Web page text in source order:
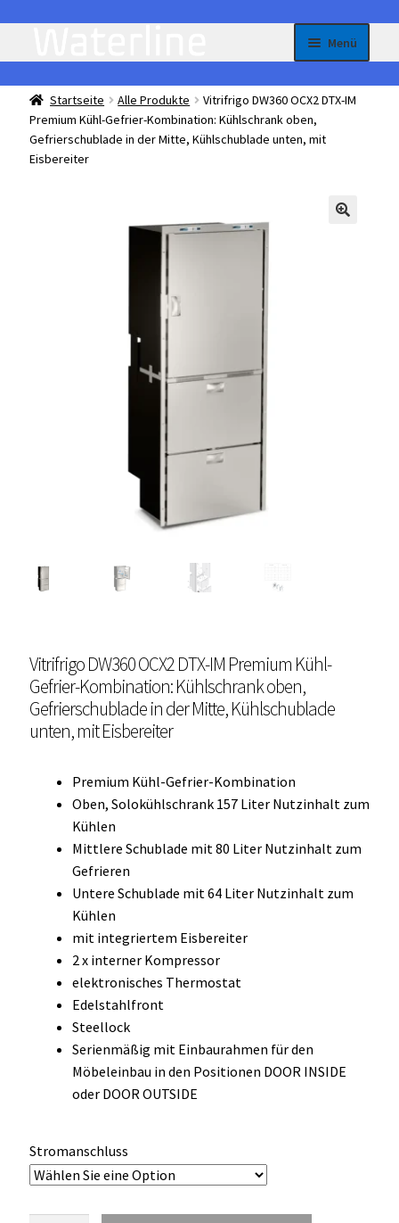
Menü
Homepage
All-in-One – je nach Bedarf flexibel einstellbare Kühl
oder Gefriergeräte
öffnen
Einbau Kühlmöbel, externer Kompressor, Front:
Einbau Kühlmöbel, interner Kompressor, Front:
schwarz, lichtgrau
Einbau Kühlmöbel, externer Kompressor, Front:
Kühl- Gefrierkombinationen
weiße Kühl- Gefrierkombinationen
Eiswürfelbereiter
Kühlkassetten
OCX 2 Serie
Geräte Optionen
Wissenswertes
Konfigurator
Kontakt
Startseite Alle Produkte
Vitrifrigo DW360 OCX2 DTX-IM
Premium Kühl-Gefrier-Kombination: Kühlschrank oben,
Gefrierschublade in der Mitte, Kühlschublade unten, mit
Eisbereiter
Vitrifrigo DW360 OCX2 DTX-IM Premium Kühl-
Gefrier-Kombination: Kühlschrank oben,
Gefrierschublade in der Mitte, Kühlschublade
unten, mit Eisbereiter
Premium Kühl-Gefrier-Kombination
Oben, Solokühlschrank 157 Liter Nutzinhalt zum
Kühlen
Mittlere Schublade mit 80 Liter Nutzinhalt zum
Gefrieren
Untere Schublade mit 64 Liter Nutzinhalt zum
Kühlen
mit integriertem Eisbereiter
2 x interner Kompressor
elektronisches Thermostat
Edelstahlfront
Steellock
Serienmäßig mit Einbaurahmen für den
Möbeleinbau in den Positionen DOOR INSIDE
oder DOOR OUTSIDE
Stromanschluss